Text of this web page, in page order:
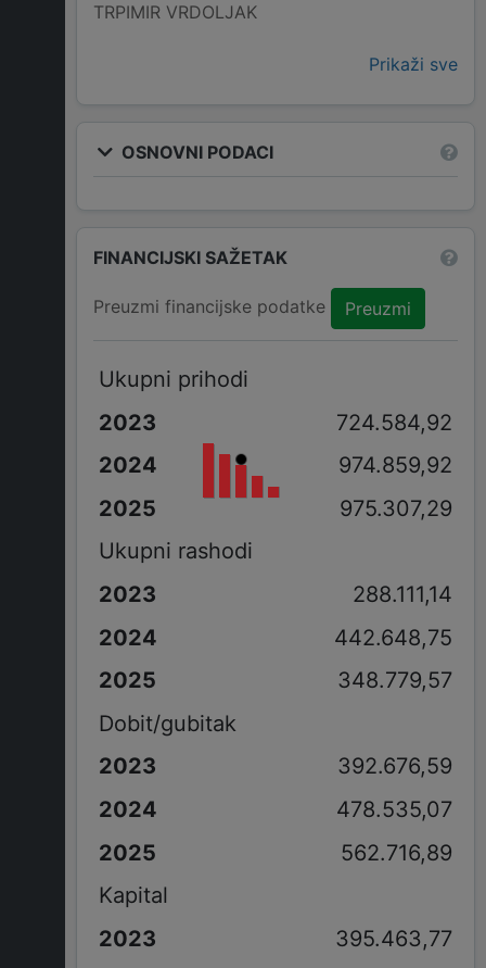
TRPIMIR VRDOLJAK
Prikaži sve
OSNOVNI PODACI
FINANCIJSKI SAŽETAK
Preuzmi financijske podatke Preuzmi
Ukupni prihodi
724.584,92
974.859,92
975.307,29
Ukupni rashodi
288.111,14
442.648,75
348.779,57
Dobit/gubitak
392.676,59
478.535,07
562.716,89
Kapital
395.463,77